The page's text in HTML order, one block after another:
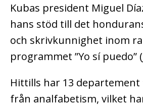
Kubas president Miguel
hans stöd till det
och skrivkunnighet inom
programmet ”Yo sí puedo”
Hittills har 13
från analfabetism, vilket